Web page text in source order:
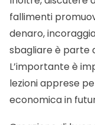
fallimenti
denaro,
sbagliare è parte
L’importante è
lezioni apprese
economica in